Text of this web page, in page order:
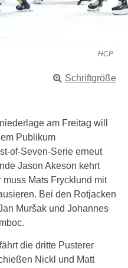
HCP
Schriftgröße
am Freitag will
Publikum
of-Seven-Serie erneut
Jason Akeson kehrt
Mats Frycklund mit
Bei den Rotjacken
Muršak und Johannes
die dritte Pusterer
Nickl und Matt